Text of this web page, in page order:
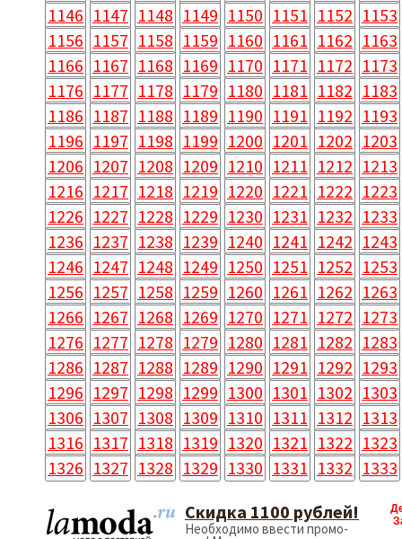
1146 1147 1148 1149 1150 1151 1152 1153
1156 1157 1158 1159 1160 1161 1162 1163
1166 1167 1168 1169 1170 1171 1172 1173
1176 1177 1178 1179 1180 1181 1182 1183
1186 1187 1188 1189 1190 1191 1192 1193
1196 1197 1198 1199 1200 1201 1202 1203
1206 1207 1208 1209 1210 1211 1212 1213
1216 1217 1218 1219 1220 1221 1222 1223
1226 1227 1228 1229 1230 1231 1232 1233
1236 1237 1238 1239 1240 1241 1242 1243
1246 1247 1248 1249 1250 1251 1252 1253
1256 1257 1258 1259 1260 1261 1262 1263
1266 1267 1268 1269 1270 1271 1272 1273
1276 1277 1278 1279 1280 1281 1282 1283
1286 1287 1288 1289 1290 1291 1292 1293
1296 1297 1298 1299 1300 1301 1302 1303
1306 1307 1308 1309 1310 1311 1312 1313
1316 1317 1318 1319 1320 1321 1322 1323
1326 1327 1328 1329 1330 1331 1332 1333
Скидка 1100 рублей!
Необходимо ввести промо-